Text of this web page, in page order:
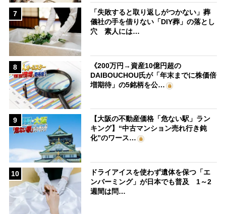
7
「失敗すると取り返しがつかない」葬
儀社の手を借りない「DIY葬」の落とし
穴 素人には…
8
《200万円→資産10億円超の
DAIBOUCHOU氏が「年末までに株価倍
増期待」の5銘柄を公…
9
【大阪の不動産価格「危ない駅」ラン
キング】“中古マンション売れ行き鈍
化”のワース…
10
ドライアイスを使わず遺体を保つ「エ
ンバーミング」が日本でも普及 1～2
週間は問…